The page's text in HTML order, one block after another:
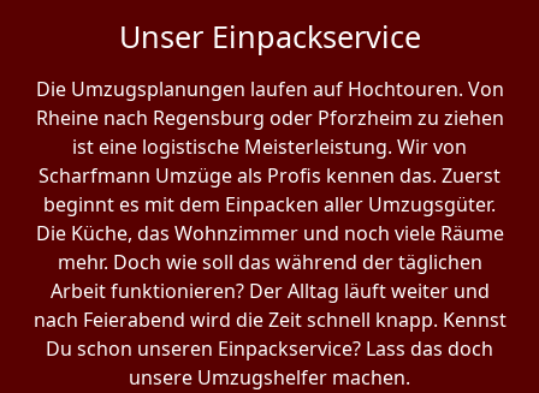
Unser Einpackservice
Die Umzugsplanungen laufen auf Hochtouren. Von
Rheine nach Regensburg oder Pforzheim zu ziehen
ist eine logistische Meisterleistung. Wir von
Scharfmann Umzüge als Profis kennen das. Zuerst
beginnt es mit dem Einpacken aller Umzugsgüter.
Die Küche, das Wohnzimmer und noch viele Räume
mehr. Doch wie soll das während der täglichen
Arbeit funktionieren? Der Alltag läuft weiter und
nach Feierabend wird die Zeit schnell knapp. Kennst
Du schon unseren Einpackservice? Lass das doch
unsere Umzugshelfer machen.